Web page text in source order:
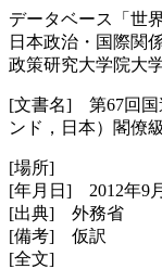
データベース「世
日本政治・国際関
政策研究大学院大
[文書名] 第67回国
ンド，日本）閣僚
[場所]
[年月日] 2012年9
[出典] 外務省
[備考] 仮訳
[全文]